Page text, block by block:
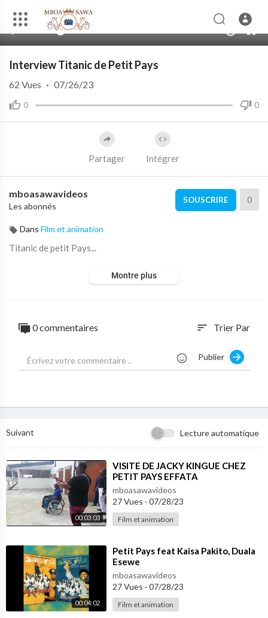
Interview Titanic de Petit Pays
0 0
62 Vues · 07/26/23
Partager Intégrer
mboasawavideos
Les abonnés
SOUSCRIRE 0
Dans Film et animation
Titanic de petit Pays...
Montre plus
0 commentaires sort Trier Par
Publier
Suivant Lecture automatique
00:03:03
⁣VISITE DE JACKY KINGUE CHEZ
PETIT PAYS EFFATA
mboasawavideos
27 Vues · 07/28/23
Film et animation
00:04:02
⁣Petit Pays feat Kaisa Pakito, Duala
Esewe
mboasawavideos
27 Vues · 07/28/23
Film et animation